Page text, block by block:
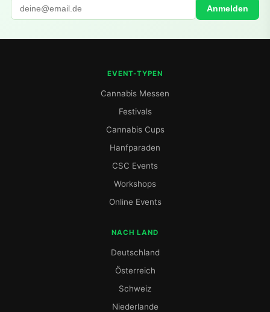
Anmelden
EVENT-TYPEN
Cannabis Messen
Festivals
Cannabis Cups
Hanfparaden
CSC Events
Workshops
Online Events
NACH LAND
Deutschland
Österreich
Schweiz
Niederlande